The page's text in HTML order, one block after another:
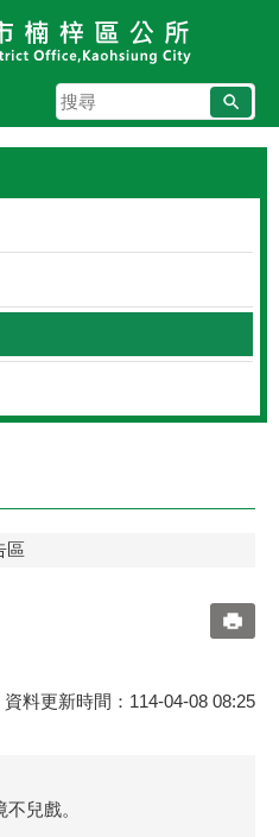
搜
尋
區
資料更新時間：114-04-08 08:25
兒戲。